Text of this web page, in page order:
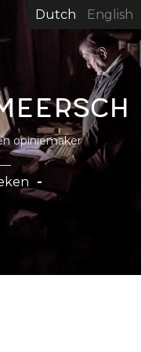
Dutch English
opiniemaker